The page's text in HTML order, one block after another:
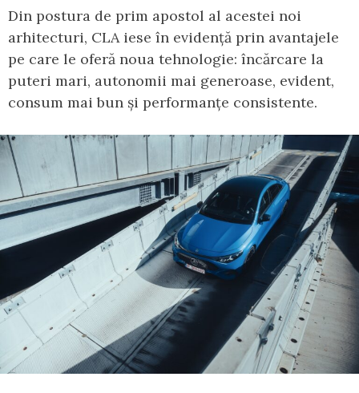
Din postura de prim apostol al acestei noi
arhitecturi, CLA iese în evidență prin avantajele
pe care le oferă noua tehnologie: încărcare la
puteri mari, autonomii mai generoase, evident,
consum mai bun și performanțe consistente.